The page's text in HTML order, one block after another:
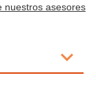
nuestros asesores